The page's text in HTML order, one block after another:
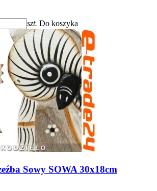
szt. Do koszyka
Sowy SOWA 30x18cm